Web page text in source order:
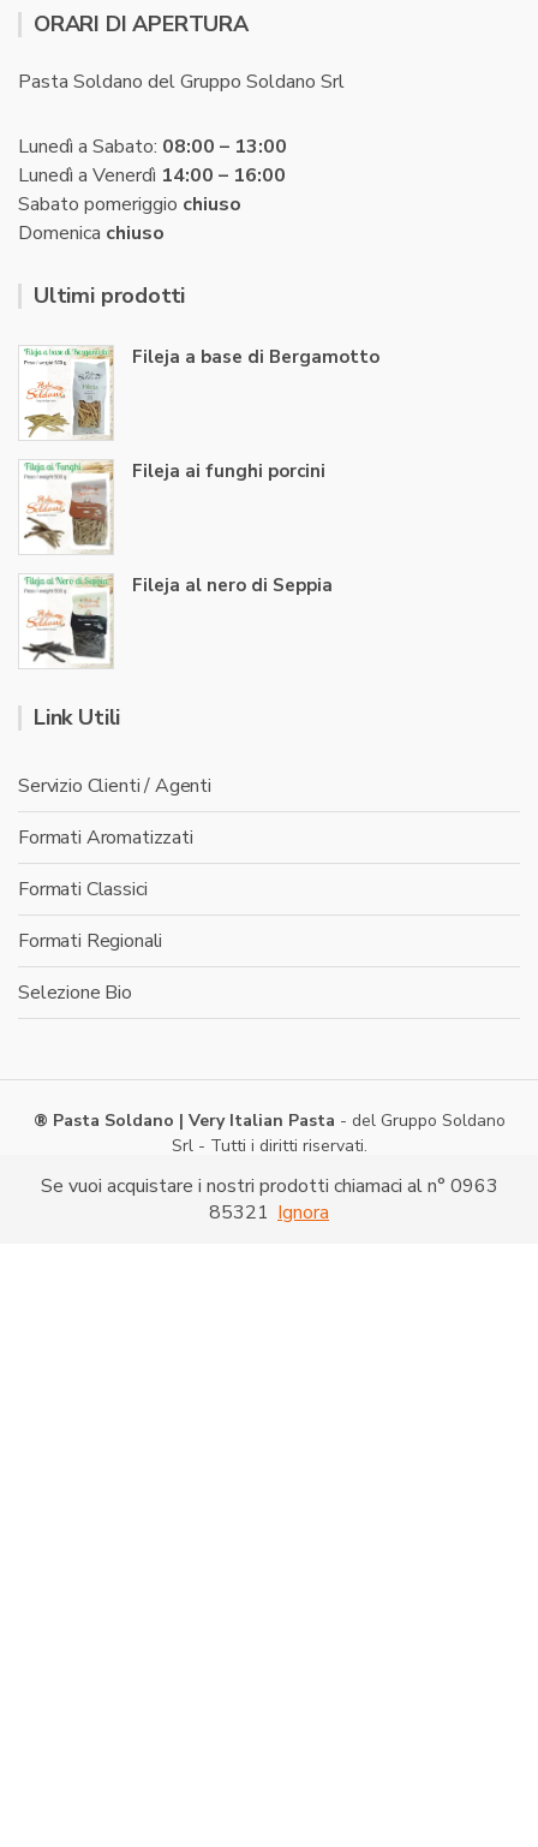
Se vuoi acquistare i nostri prodotti chiamaci al n° 0963
85321 Ignora
ORARI DI APERTURA
Pasta Soldano del Gruppo Soldano Srl
Lunedì a Sabato: 08:00 – 13:00
Lunedì a Venerdì 14:00 – 16:00
Sabato pomeriggio chiuso
Domenica chiuso
Ultimi prodotti
Fileja a base di Bergamotto
Fileja ai funghi porcini
Fileja al nero di Seppia
Link Utili
Servizio Clienti / Agenti
Formati Aromatizzati
Formati Classici
Formati Regionali
Selezione Bio
® Pasta Soldano | Very Italian Pasta - del Gruppo Soldano
Srl - Tutti i diritti riservati.
Via Caduti di Nassiriya -Shopping on line - P. IVA:
03286520790